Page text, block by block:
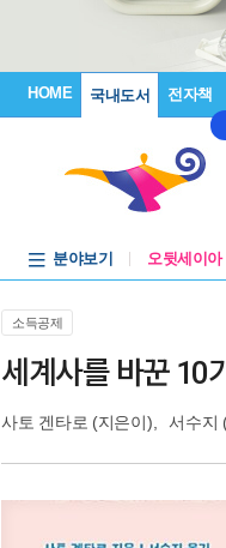
HOME 국내도서 전자책
분야보기 오뒷세이아
소득공제
세계사를 바꾼 10
사토 겐타로 (지은이), 서수지